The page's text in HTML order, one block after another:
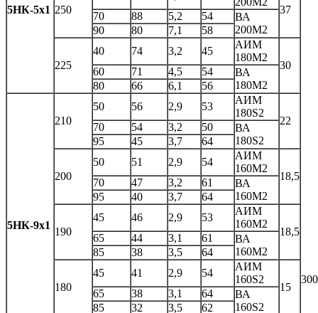
5НК-5х1 250 37
70 88 5,2 54
ВА
200М2
90 80 7,1 58
225
40 74 3,2 45
АИМ
180М2
30
60 71 4,5 54
ВА
180М2
80 66 6,1 56
5НК-9х1
210
50 56 2,9 53
АИМ
180S2
22
70 54 3,2 50
ВА
180S2
95 45 3,7 64
200
50 51 2,9 54
АИМ
160М2
18,5
70 47 3,2 61
ВА
160М2
95 40 3,7 64
190
45 46 2,9 53
АИМ
160М2
18,5
65 44 3,1 61
ВА
160М2
85 38 3,5 64
180
45 41 2,9 54
АИМ
160S2
15
65 38 3,1 64
ВА
160S2
85 32 3,5 62